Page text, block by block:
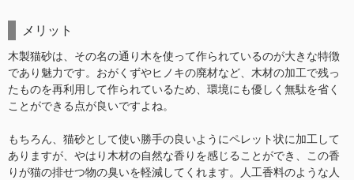
メリット
木製猫砂は、その名の通り木を使って作られているのが大きな特徴
であり魅力です。おがくずやヒノキの廃材など、木材の加工で残っ
たものを再利用して作られているため、環境にも優しく無駄を省く
ことができる点が良いですよね。
もちろん、猫砂として使い勝手の良いようにペレット状に加工して
ありますが、やはり木材の自然な香りを感じることができ、この香
りが猫の排せつ物の臭いを軽減してくれます。人工香料のような人